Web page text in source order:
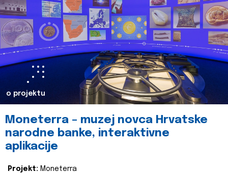
o projektu
Moneterra – muzej novca Hrvatske
narodne banke, interaktivne
aplikacije
Projekt: Moneterra